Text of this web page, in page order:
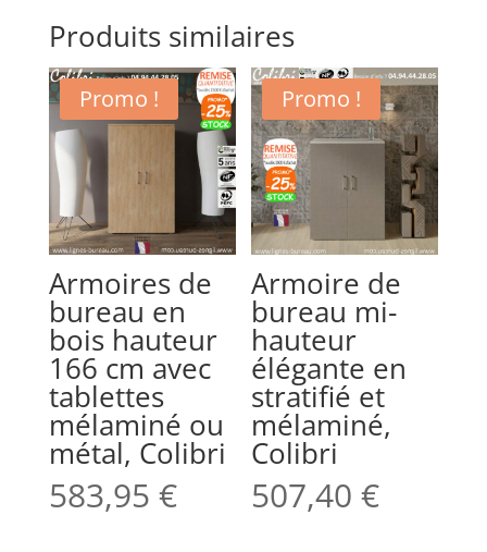
Produits similaires
Promo !
Armoires de
bureau en
bois hauteur
166 cm avec
tablettes
mélaminé ou
métal, Colibri
583,95 €
Promo !
Armoire de
bureau mi-
hauteur
élégante en
stratifié et
mélaminé,
Colibri
507,40€